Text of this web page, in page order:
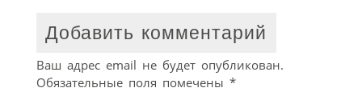
Добавить комментарий
Ваш адрес email не будет опубликован.
Обязательные поля помечены *